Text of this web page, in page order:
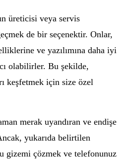
üreticisi veya servis
de bir seçenektir. Onlar,
ve yazılımına daha iyi
olabilirler. Bu şekilde,
keşfetmek için size özel
merak uyandıran ve endişe
yukarıda belirtilen
gizemi çözmek ve telefonunuz